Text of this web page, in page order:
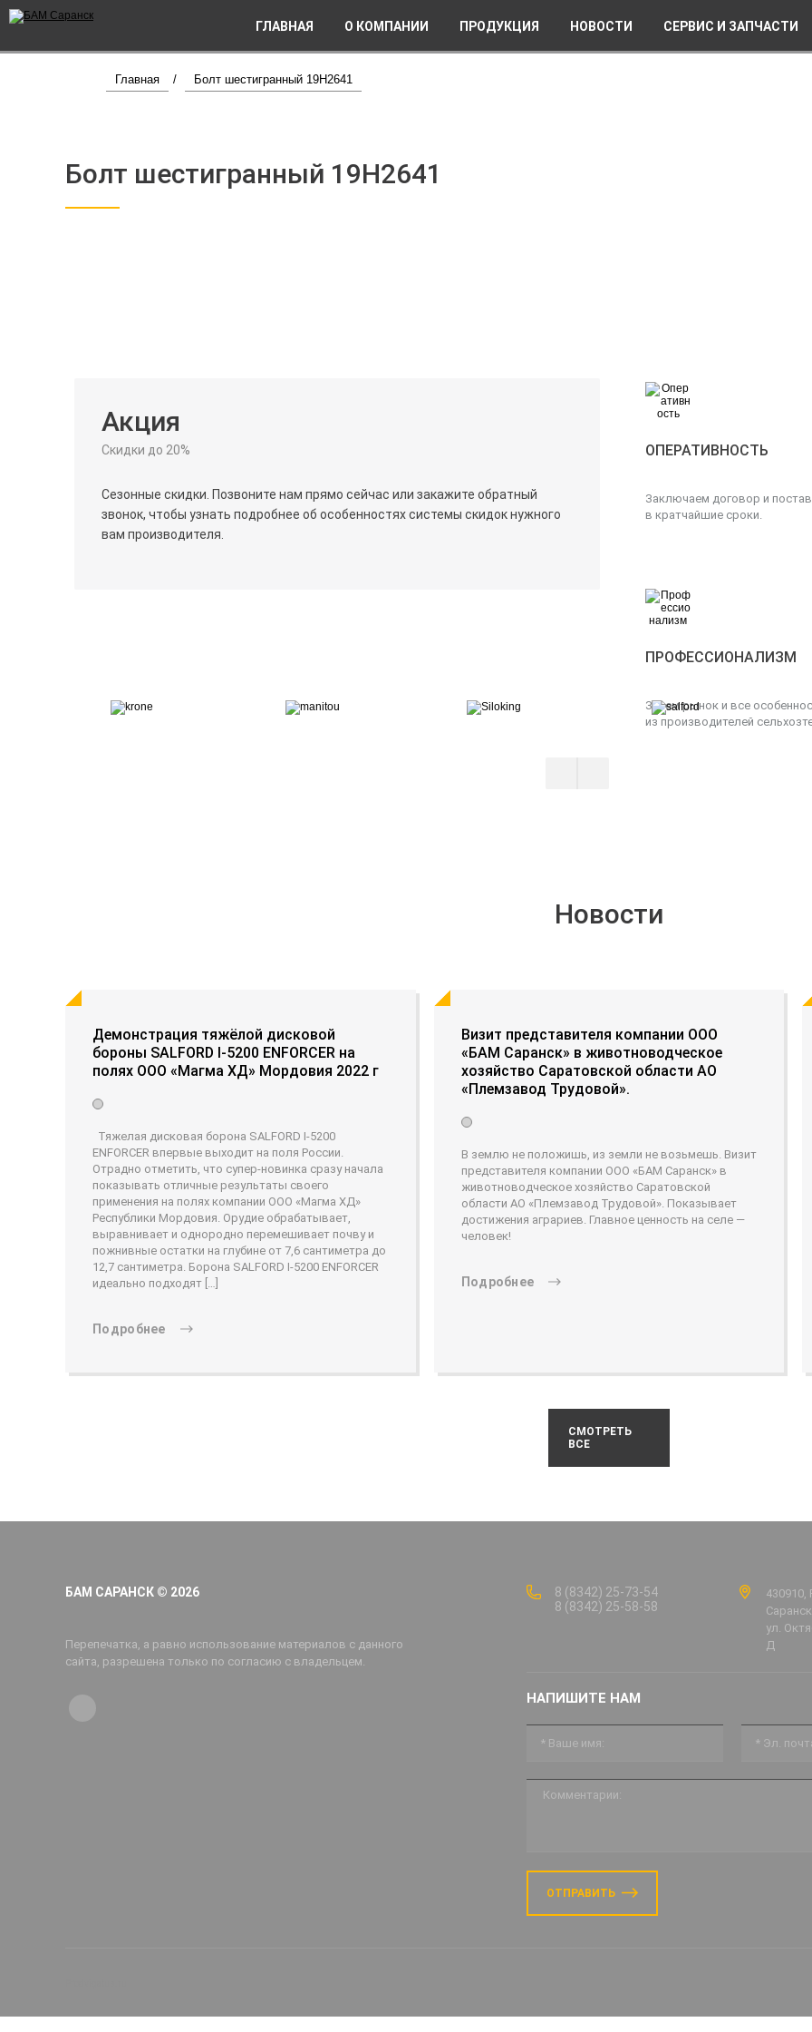
ГЛАВНАЯ О КОМПАНИИ ПРОДУКЦИЯ НОВОСТИ СЕРВИС И ЗАПЧАСТИ
Главная / Болт шестигранный 19H2641
Болт шестигранный 19H2641
Акция
Скидки до 20%
Сезонные скидки. Позвоните нам прямо сейчас или закажите обратный
звонок, чтобы узнать подробнее об особенностях системы скидок нужного
вам производителя.
ОПЕРАТИВНОСТЬ
Заключаем договор и
в кратчайшие сроки.
ПРОФЕССИОНАЛИЗМ
Знаем рынок и все
из производителей
Новости
Демонстрация тяжёлой дисковой
бороны SALFORD I-5200 ENFORCER на
полях ООО «Магма ХД» Мордовия 2022 г
Тяжелая дисковая борона SALFORD I-5200
ENFORCER впервые выходит на поля России.
Отрадно отметить, что супер-новинка сразу начала
показывать отличные результаты своего
применения на полях компании ООО «Магма ХД»
Республики Мордовия. Орудие обрабатывает,
выравнивает и однородно перемешивает почву и
пожнивные остатки на глубине от 7,6 сантиметра до
12,7 сантиметра. Борона SALFORD I-5200 ENFORCER
идеально подходят […]
Подробнее
Визит представителя компании ООО
«БАМ Саранск» в животноводческое
хозяйство Саратовской области АО
«Племзавод Трудовой».
В землю не положишь, из земли не возьмешь. Визит
представителя компании ООО «БАМ Саранск» в
животноводческое хозяйство Саратовской
области АО «Племзавод Трудовой». Показывает
достижения аграриев. Главное ценность на селе —
человек!
Подробнее
СМОТРЕТЬ
ВСЕ
БАМ САРАНСК © 2026
Перепечатка, а равно использование материалов с данного
сайта, разрешена только по согласию с владельцем.
8 (8342) 25-73-54
8 (8342) 25-58-58
430910,
ул.
Д
НАПИШИТЕ НАМ
ОТПРАВИТЬ